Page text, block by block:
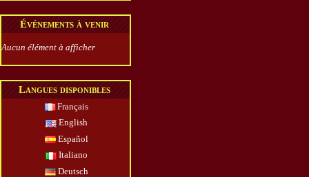
Événements à venir
Aucun élément à afficher
Langues disponibles
Français
English
Español
Italiano
Deutsch